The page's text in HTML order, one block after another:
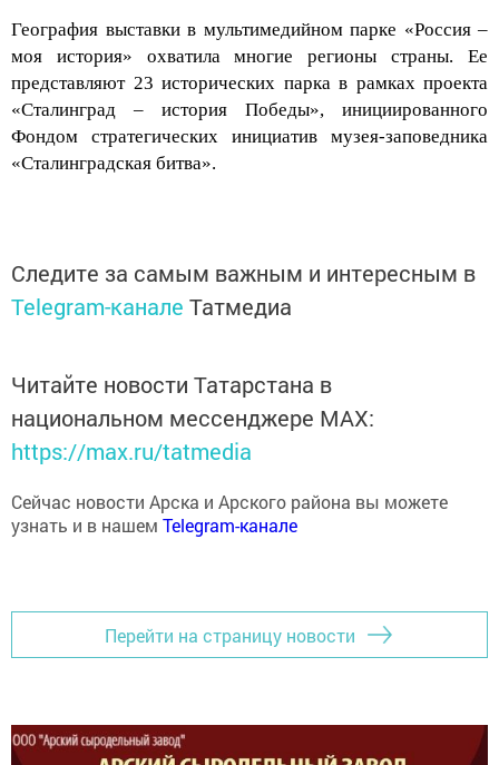
География выставки в мультимедийном парке «Россия –
моя история» охватила многие регионы страны. Ее
представляют 23 исторических парка в рамках проекта
«Сталинград – история Победы», инициированного
Фондом стратегических инициатив музея-заповедника
«Сталинградская битва».
Следите за самым важным и интересным в
Telegram-канале Татмедиа
Читайте новости Татарстана в
национальном мессенджере MАХ:
https://max.ru/tatmedia
Сейчас новости Арска и Арского района вы можете
узнать и в нашем Telegram-канале
Перейти на страницу новости